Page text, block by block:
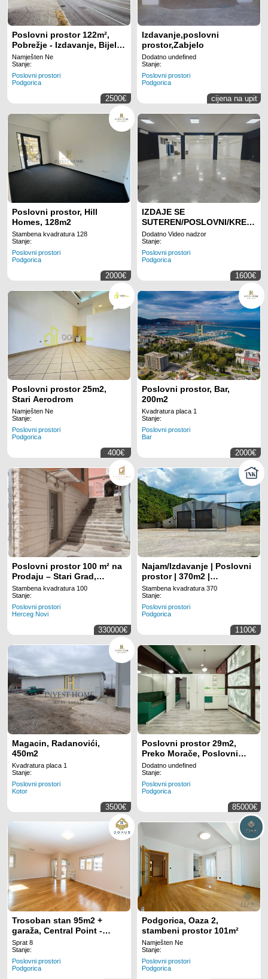
Poslovni prostor 122m²,
Pobrežje - Izdavanje, Bijela
faza, Klimatizovan
Namješten Ne
Stanje:
Poslovni prostori
Podgorica
2500€
Izdavanje,poslovni
prostor,Zabjelo
Dodatno undefined
Stanje:
Poslovni prostori
Podgorica
cijena na upit
Poslovni prostor, Hill
Homes, 128m2
Stambena kvadratura 128
Stanje:
Poslovni prostori
Podgorica
2000€
IZDAJE SE
SUTEREN/POSLOVNI/
PROSTOR
Dodatno Video nadzor
Stanje:
Poslovni prostori
Podgorica
1600€
Poslovni prostor 25m2,
Stari Aerodrom
Namješten Ne
Stanje:
Poslovni prostori
Podgorica
400€
Poslovni prostor, Bar,
200m2
Kvadratura placa 1
Stanje:
Poslovni prostori
Bar
2000€
Poslovni prostor 100 m² na
Prodaju – Stari Grad,
Herceg Novi
Stambena kvadratura 100
Stanje:
Poslovni prostori
Herceg Novi
330000€
Najam/Izdavanje | Poslovni
prostor | 370m2 |
Podgorica, Bioče
Stambena kvadratura 370
Stanje:
Poslovni prostori
Podgorica
1100€
Magacin, Radanovići,
450m2
Kvadratura placa 1
Stanje:
Poslovni prostori
Kotor
3500€
Poslovni prostor 29m2,
Preko Morače, Poslovni
Centar Kruševac
Dodatno undefined
Stanje:
Poslovni prostori
Podgorica
85000€
Trosoban stan 95m2 +
garaža, Central Point -
Podgorica
Sprat 8
Stanje:
Poslovni prostori
Podgorica
Podgorica, Oaza 2,
stambeni prostor 101m²
Namješten Ne
Stanje:
Poslovni prostori
Podgorica